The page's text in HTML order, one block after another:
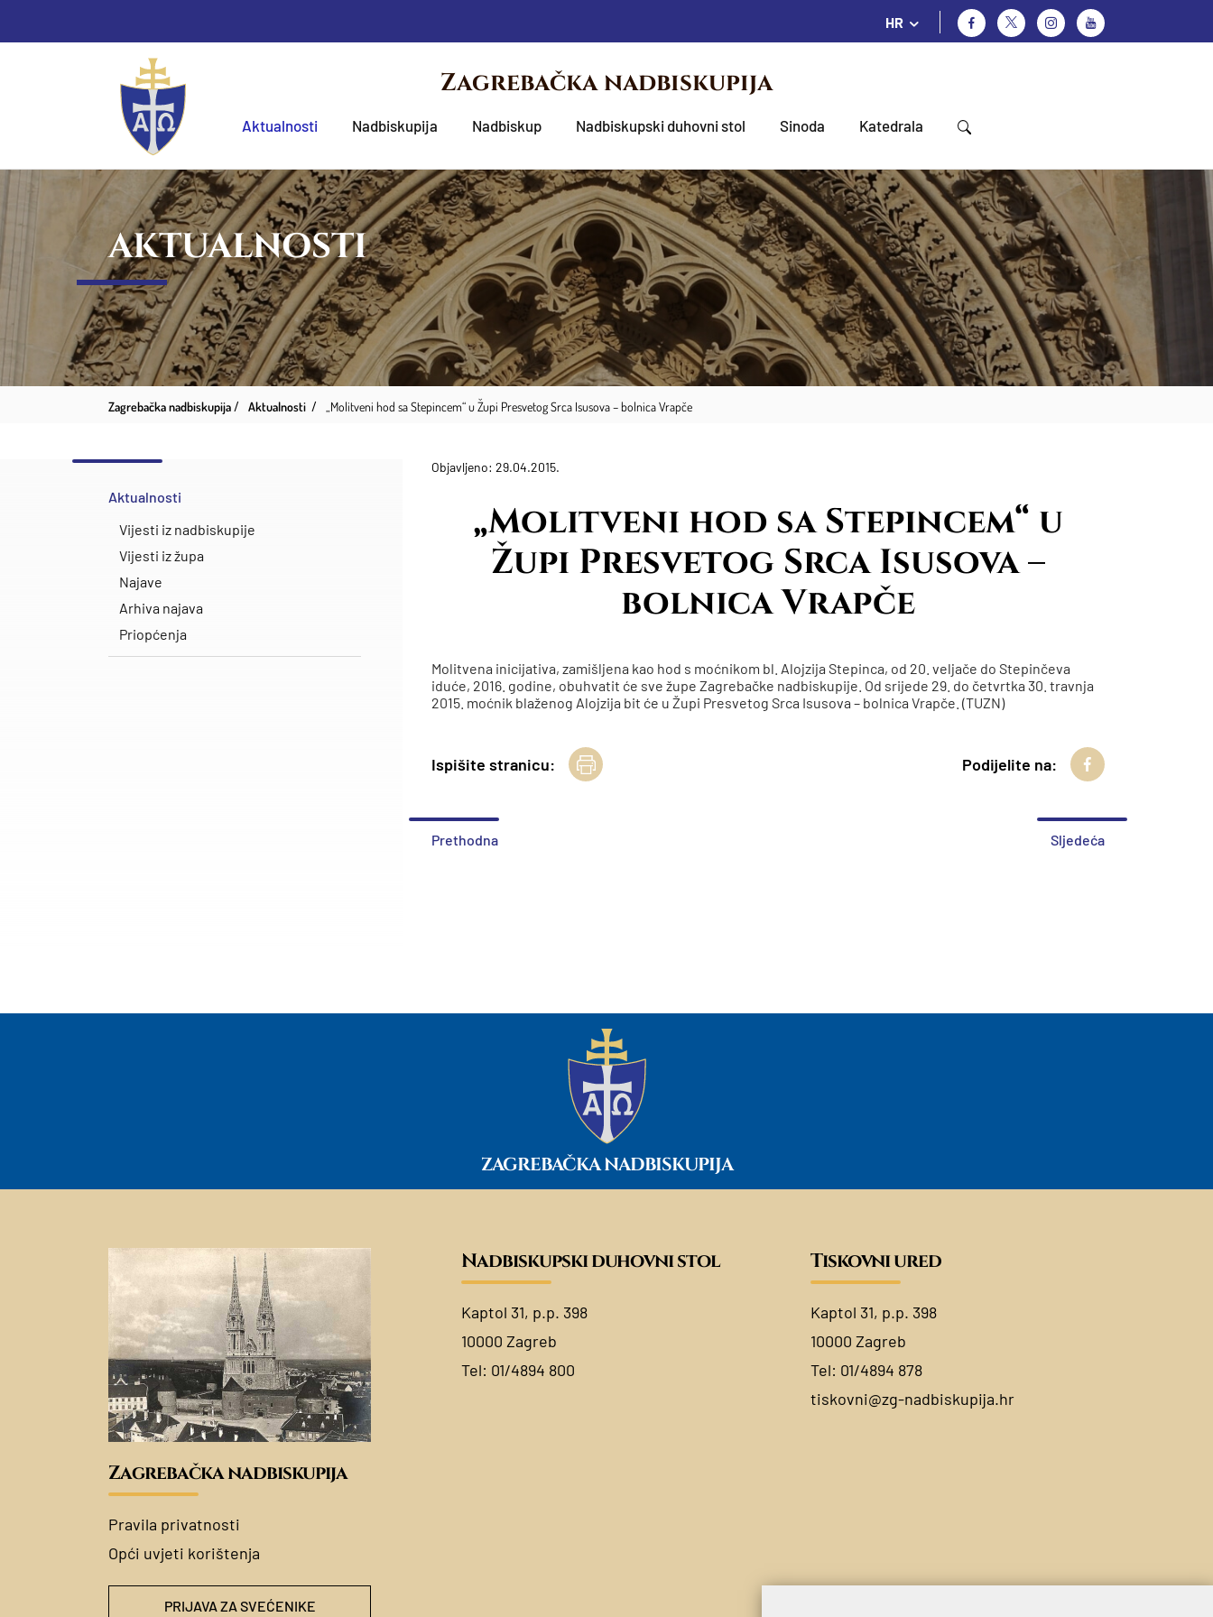
HR
Zagrebačka nadbiskupija
Aktualnosti Nadbiskupija Nadbiskup Nadbiskupski duhovni stol Sinoda Katedrala
AKTUALNOSTI
Zagrebačka nadbiskupija Aktualnosti „Molitveni hod sa Stepincem“ u Župi Presvetog Srca Isusova – bolnica Vrapče
Aktualnosti
Vijesti iz nadbiskupije
Vijesti iz župa
Najave
Arhiva najava
Priopćenja
Objavljeno: 29.04.2015.
„Molitveni hod sa Stepincem“ u
Župi Presvetog Srca Isusova –
bolnica Vrapče
Molitvena inicijativa, zamišljena kao hod s moćnikom bl. Alojzija Stepinca, od 20. veljače do Stepinčeva
iduće, 2016. godine, obuhvatit će sve župe Zagrebačke nadbiskupije. Od srijede 29. do četvrtka 30. travnja
2015. moćnik blaženog Alojzija bit će u Župi Presvetog Srca Isusova – bolnica Vrapče. (TUZN)
Ispišite stranicu: Podijelite na:
Prethodna Sljedeća
ZAGREBAČKA NADBISKUPIJA
Zagrebačka nadbiskupija
Pravila privatnosti
Opći uvjeti korištenja
PRIJAVA ZA SVEĆENIKE
Nadbiskupski duhovni stol
Kaptol 31, p.p. 398
10000 Zagreb
Tel: 01/4894 800
Tiskovni ured
Kaptol 31, p.p. 398
10000 Zagreb
Tel: 01/4894 878
tiskovni@zg-nadbiskupija.hr